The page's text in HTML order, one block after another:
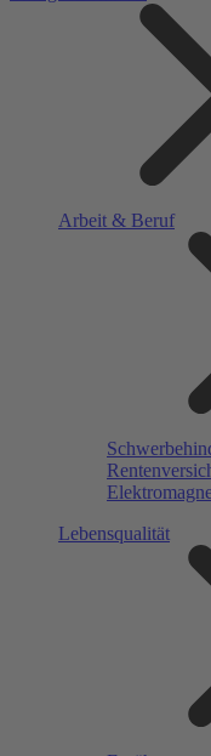
Arbeit & Beruf
Lebensqualität